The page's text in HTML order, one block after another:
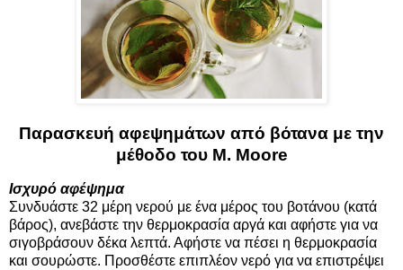
Παρασκευή αφεψημάτων από βότανα με την
μέθοδο του M. Moore
Ισχυρό αφέψημα
Συνδυάστε 32 μέρη νερού με ένα μέρος του βοτάνου (κατά
βάρος), ανεβάστε την θερμοκρασία αργά και αφήστε για να
σιγοβράσουν δέκα λεπτά. Αφήστε να πέσει η θερμοκρασία
και σουρώστε. Προσθέστε επιπλέον νερό για να επιστρέψει